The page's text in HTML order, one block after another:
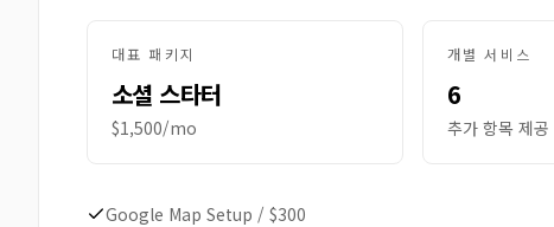
대표 패키지
소셜 스타터
$1,500/mo
개별 서비스
6
추가 항목 제공
Google Map Setup / $300